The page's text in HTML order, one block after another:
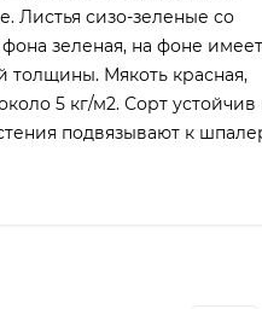
Листья сизо-зеленые со
зеленая, на фоне
толщины. Мякоть красная,
5 кг/м2. Сорт устойчив
подвязывают к